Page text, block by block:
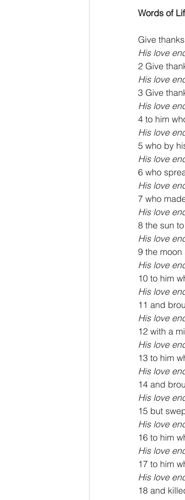
Words of
Give
His love
2 Give
His love
3 Give
His love
4 to him
His love
5 who by
His love
6 who
His love
7 who
His love
8 the sun
His love
9 the
His love
10 to him
His love
11 and
His love
12 with a
His love
13 to him
His love
14 and
His love
15 but
His love
16 to him
His love
17 to him
His love
18 and